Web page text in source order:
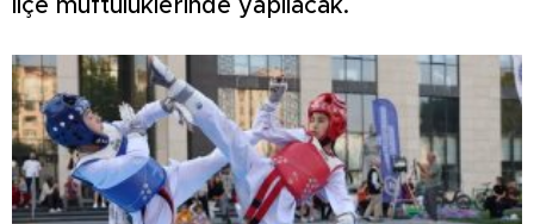
ilçe müftülüklerinde yapılacak.